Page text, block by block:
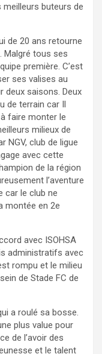
buteurs de
de 20 ans retourne
Malgré tous ses
première. C’est
ses valises au
deux saisons. Deux
de terrain car Il
faire monter le
milieux de
NGV, club de ligue
avec cette
de la région
l’aventure
car le club ne
montée en 2e
avec ISOHSA
administratifs avec
rompu et le milieu
de Stade FC de
a roulé sa bosse.
plus value pour
de l’avoir des
et le talent